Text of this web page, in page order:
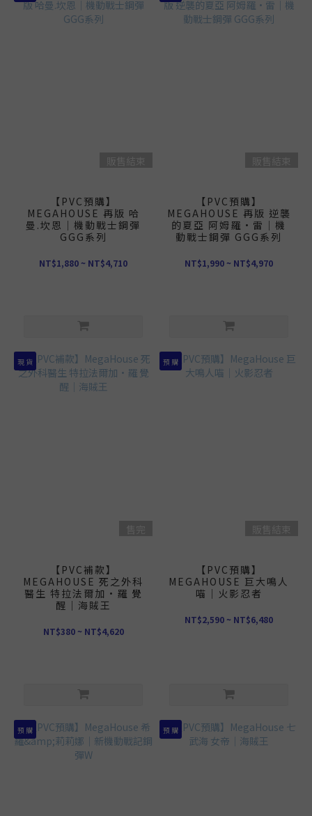
【PVC預購】
MEGAHOUSE 再版 哈
曼.坎恩｜機動戰士鋼彈
GGG系列
NT$1,880 ~ NT$4,710
【PVC預購】
MEGAHOUSE 再版 逆襲
的夏亞 阿姆羅·雷｜機
動戰士鋼彈 GGG系列
NT$1,990 ~ NT$4,970
現 貨
【PVC補款】
MEGAHOUSE 死之外科
醫生 特拉法爾加·羅 覺
醒｜海賊王
NT$380 ~ NT$4,620
預 購
【PVC預購】
MEGAHOUSE 巨大鳴人
喵｜火影忍者
NT$2,590 ~ NT$6,480
預 購 預 購